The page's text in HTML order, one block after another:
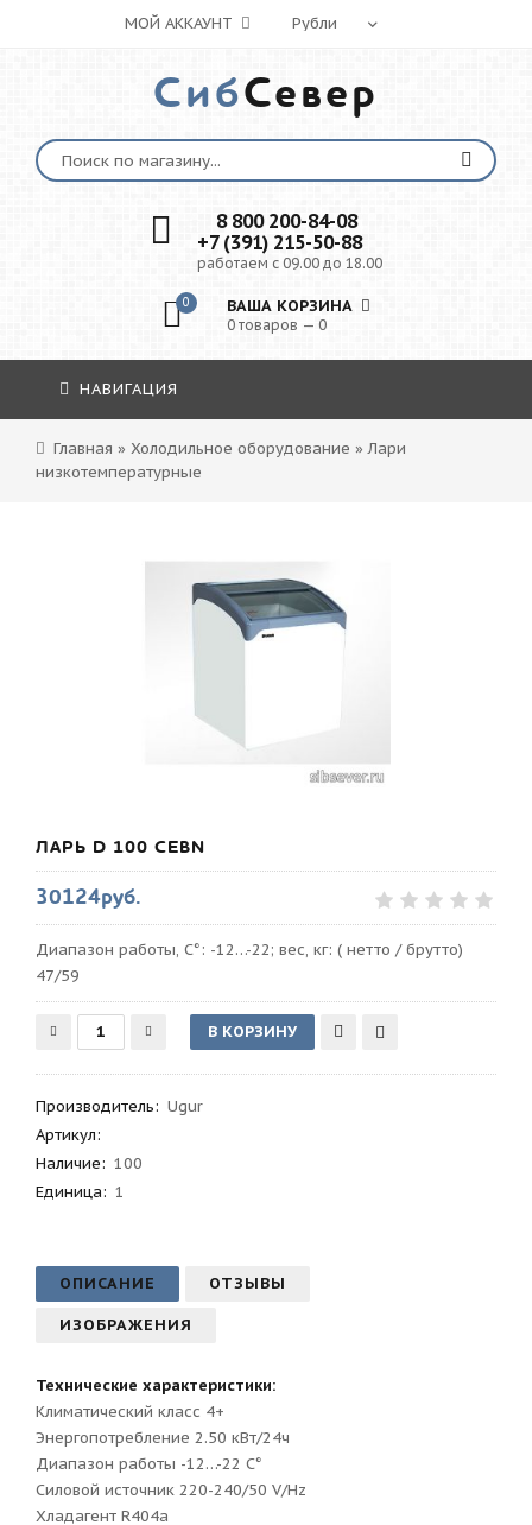
МОЙ АККАУНТ
СибСевер
8 800 200-84-08
+7 (391) 215-50-88
работаем с 09.00 до 18.00
0 ВАША КОРЗИНА
0 товаров — 0
НАВИГАЦИЯ
Главная » Холодильное оборудование »Лари
низкотемпературные
ЛАРЬ D 100 СEBN
30124руб.
Диапазон работы, С°: -12…-22; вес, кг: ( нетто / брутто)
47/59
Производитель: Ugur
Артикул:
Наличие: 100
Единица: 1
ОПИСАНИЕ ОТЗЫВЫ
ИЗОБРАЖЕНИЯ
Технические характеристики:
Климатический класс 4+
Энергопотребление 2.50 кВт/24ч
Диапазон работы -12…-22 С°
Силовой источник 220-240/50 V/Hz
Хладагент R404a